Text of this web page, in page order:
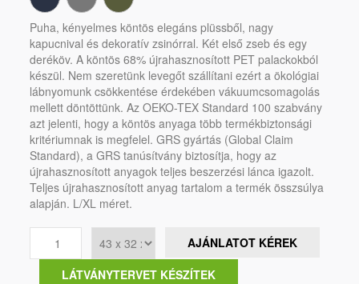
Puha, kényelmes köntös elegáns plüssből, nagy
kapucnival és dekoratív zsinórral. Két első zseb és egy
deréköv. A köntös 68% újrahasznosított PET palackokból
készül. Nem szeretünk levegőt szállítani ezért a ökológiai
lábnyomunk csökkentése érdekében vákuumcsomagolás
mellett döntöttünk. Az OEKO-TEX Standard 100 szabvány
azt jelenti, hogy a köntös anyaga több termékbiztonsági
kritériumnak is megfelel. GRS gyártás (Global Claim
Standard), a GRS tanúsítvány biztosítja, hogy az
újrahasznosított anyagok teljes beszerzési lánca igazolt.
Teljes újrahasznosított anyag tartalom a termék összsúlya
alapján. L/XL méret.
AJÁNLATOT KÉREK
LÁTVÁNYTERVET KÉSZÍTEK